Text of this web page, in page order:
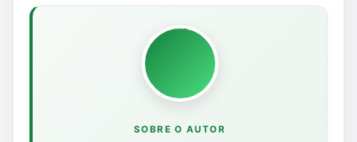
SOBRE O AUTOR